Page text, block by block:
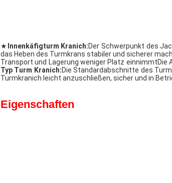
★ Innenkäfigturm Kranich:Der Schwerpunkt des
das Heben des Turmkrans stabiler und sicherer
Transport und Lagerung weniger Platz einnimmtDie
Typ Turm Kranich:Die Standardabschnitte des
Turmkranich leicht anzuschließen, sicher und in
Eigenschaften